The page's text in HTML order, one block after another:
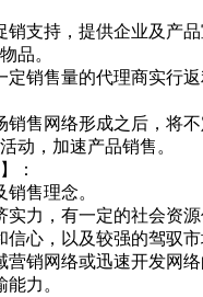
销支持，提供企业及产
品。
定销售量的代理商实行
销售网络形成之后，将
动，加速产品销售。
：
售理念。
实力，有一定的社会资源
心，以及较强的驾驭市
销网络或迅速开发网络
力。